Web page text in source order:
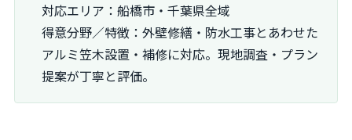
対応エリア：船橋市・千葉県全域
得意分野／特徴：外壁修繕・防水工事とあわせた
アルミ笠木設置・補修に対応。現地調査・プラン
提案が丁寧と評価。